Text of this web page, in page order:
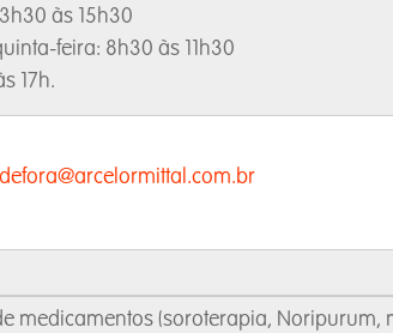
às 15h30
feira: 8h30 às 11h30
17h.
medicamentos (soroterapia, Noripurum,